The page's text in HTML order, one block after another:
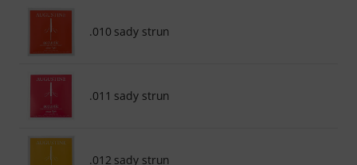
.010 sady strun
.011 sady strun
.012 sady strun